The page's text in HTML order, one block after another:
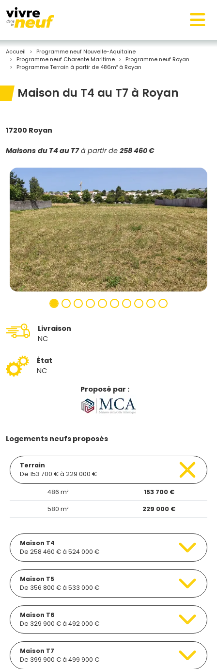
Accueil
Programme neuf Nouvelle-Aquitaine
Programme neuf Charente Maritime
Programme neuf Royan
Programme Terrain à partir de 486m² à Royan
Maison du T4 au T7 à Royan
17200 Royan
Maisons du T4 au T7 à partir de 258 460 €
Livraison
NC
État
NC
Proposé par :
Logements neufs proposés
Terrain
De 153 700 € à 229 000 €
486 m² 153 700 €
580 m² 229 000 €
Maison T4
De 258 460 € à 524 000 €
Maison T5
De 356 800 € à 533 000 €
Maison T6
De 329 900 € à 492 000 €
Maison T7
De 399 900 € à 499 900 €